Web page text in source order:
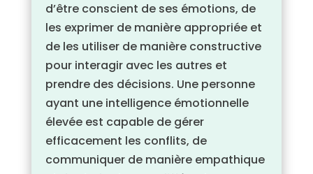
d’être conscient de ses émotions, de
les exprimer de manière appropriée et
de les utiliser de manière constructive
pour interagir avec les autres et
prendre des décisions. Une personne
ayant une intelligence émotionnelle
élevée est capable de gérer
efficacement les conflits, de
communiquer de manière empathique